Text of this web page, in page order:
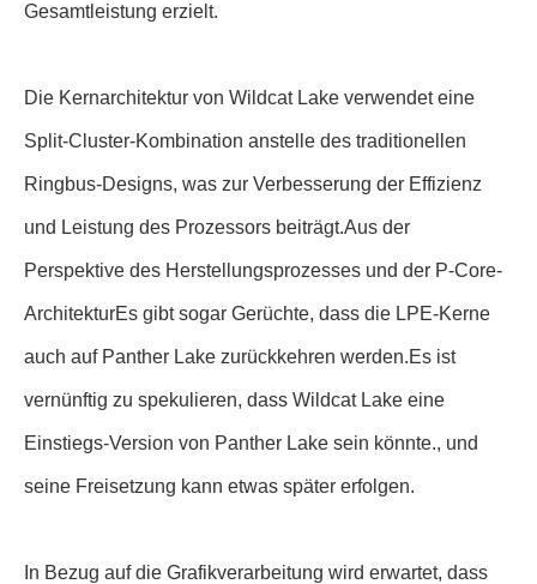
Gesamtleistung erzielt.
Die Kernarchitektur von Wildcat Lake verwendet eine
Split-Cluster-Kombination anstelle des traditionellen
Ringbus-Designs, was zur Verbesserung der Effizienz
und Leistung des Prozessors beiträgt.Aus der
Perspektive des Herstellungsprozesses und der P-Core-
ArchitekturEs gibt sogar Gerüchte, dass die LPE-Kerne
auch auf Panther Lake zurückkehren werden.Es ist
vernünftig zu spekulieren, dass Wildcat Lake eine
Einstiegs-Version von Panther Lake sein könnte., und
seine Freisetzung kann etwas später erfolgen.
In Bezug auf die Grafikverarbeitung wird erwartet, dass